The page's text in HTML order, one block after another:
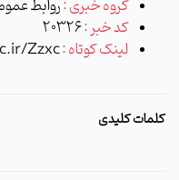
گروه خبری :روابط
کد خبر :20326
لینک کوتاه :Zzxc
کلمات کلیدی